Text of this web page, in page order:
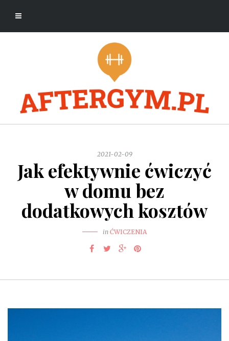
2021-02-09
Jak efektywnie ćwiczyć
w domu bez
dodatkowych kosztów
in ĆWICZENIA